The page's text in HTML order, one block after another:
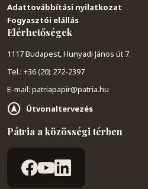
Adattovábbítási nyilatkozat
Fogyasztói elállás
Elérhetőségek
1117 Budapest, Hunyadi János út 7.
Tel.: +36 (20) 272-2397
E-mail: patriapapir@patria.hu
Útvonaltervezés
Pátria a közösségi térben